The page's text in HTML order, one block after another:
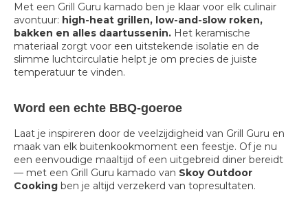
Met een Grill Guru kamado ben je klaar voor elk culinair
avontuur: high-heat grillen, low-and-slow roken,
bakken en alles daartussenin. Het keramische
materiaal zorgt voor een uitstekende isolatie en de
slimme luchtcirculatie helpt je om precies de juiste
temperatuur te vinden.
Word een echte BBQ-goeroe
Laat je inspireren door de veelzijdigheid van Grill Guru en
maak van elk buitenkookmoment een feestje. Of je nu
een eenvoudige maaltijd of een uitgebreid diner bereidt
— met een Grill Guru kamado van Skoy Outdoor
Cooking ben je altijd verzekerd van topresultaten.